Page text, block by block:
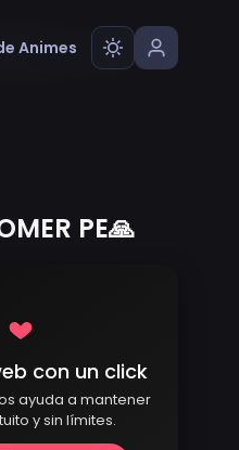
Animes
PE🙏
con un click
ayuda a mantener
y sin límites.